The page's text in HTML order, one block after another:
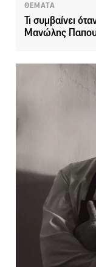
ΘΕΜΑΤΑ
Τι συμβαίνει
Μανώλης